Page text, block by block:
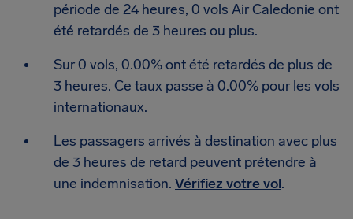
période de 24 heures, 0 vols Air Caledonie ont
été retardés de 3 heures ou plus.
Sur 0 vols, 0.00% ont été retardés de plus de
3 heures. Ce taux passe à 0.00% pour les vols
internationaux.
Les passagers arrivés à destination avec plus
de 3 heures de retard peuvent prétendre à
une indemnisation. Vérifiez votre vol.